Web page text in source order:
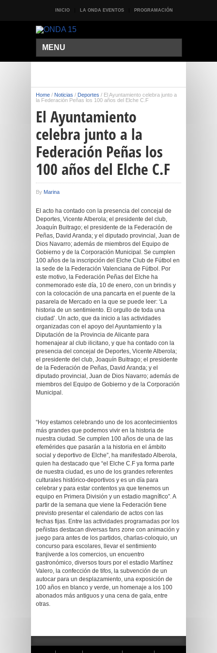
INICIO LA ONDA EVENTOS PROGRAMACIÓN
MENU
Home / Noticias / Deportes / El Ayuntamiento celebra junto a
la Federación Peñas los 100 años del Elche C.F
El Ayuntamiento
celebra junto a la
Federación Peñas los
100 años del Elche C.F
By Marina
El acto ha contado con la presencia del concejal de
Deportes, Vicente Alberola; el presidente del club,
Joaquín Buitrago; el presidente de la Federación de
Peñas, David Aranda; y el diputado provincial, Juan de
Dios Navarro; además de miembros del Equipo de
Gobierno y de la Corporación Municipal. Se cumplen
100 años de la inscripción del Elche Club de Fútbol en
la sede de la Federación Valenciana de Fútbol. Por
este motivo, la Federación Peñas del Elche ha
conmemorado este día, 10 de enero, con un brindis y
con la colocación de una pancarta en el puente de la
pasarela de Mercado en la que se puede leer: ‘La
historia de un sentimiento. El orgullo de toda una
ciudad’. Un acto, que da inicio a las actividades
organizadas con el apoyo del Ayuntamiento y la
Diputación de la Provincia de Alicante para
homenajear al club ilicitano, y que ha contado con la
presencia del concejal de Deportes, Vicente Alberola;
el presidente del club, Joaquín Buitrago; el presidente
de la Federación de Peñas, David Aranda; y el
diputado provincial, Juan de Dios Navarro; además de
miembros del Equipo de Gobierno y de la Corporación
Municipal.
“Hoy estamos celebrando uno de los acontecimientos
más grandes que podemos vivir en la historia de
nuestra ciudad. Se cumplen 100 años de una de las
efemérides que pasarán a la historia en el ámbito
social y deportivo de Elche”, ha manifestado Alberola,
quien ha destacado que “el Elche C.F ya forma parte
de nuestra ciudad, es uno de los grandes referentes
culturales histórico-deportivos y es un día para
celebrar y para estar contentos ya que tenemos un
equipo en Primera División y un estadio magnífico”. A
partir de la semana que viene la Federación tiene
previsto presentar el calendario de actos con las
fechas fijas. Entre las actividades programadas por los
peñistas destacan diversas fans zone con animación y
juego para antes de los partidos, charlas-coloquio, un
concurso para escolares, llevar el sentimiento
franjiverde a los comercios, un encuentro
gastronómico, diversos tours por el estadio Martínez
Valero, la confección de tifos, la subvención de un
autocar para un desplazamiento, una exposición de
100 años en blanco y verde, un homenaje a los 100
abonados más antiguos y una cena de gala, entre
otras.